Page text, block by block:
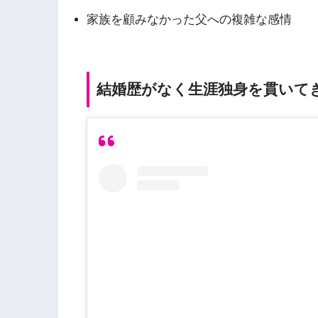
家族を顧みなかった父への複雑な感情
結婚歴がなく生涯独身を貫いて